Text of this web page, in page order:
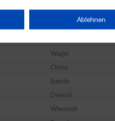
Litz
Wager
Christ
Bande
Doesch
Wiesneth
Informationen auf einem
Werbung
Auswahl personalisierter Werbung
Ablehnen